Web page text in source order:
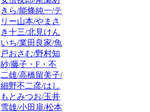
きら/能條純一/テ
リー山本/やまさ
き十三/北見けん
いち/業田良家/魚
戸おさむ/野村知
紗/藤子・F・不
二雄/高橋留美子/
細野不二彦/はし
もとみつお/玉井
雪雄/小田扉/松本